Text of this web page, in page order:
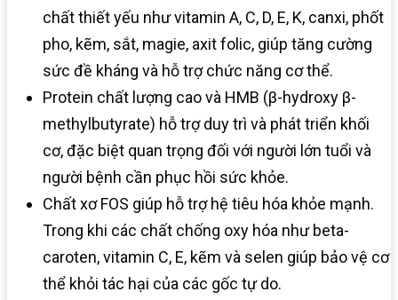
chất thiết yếu như vitamin A, C, D, E, K, canxi, phốt
pho, kẽm, sắt, magie, axit folic, giúp tăng cường
sức đề kháng và hỗ trợ chức năng cơ thể.
Protein chất lượng cao và HMB (β-hydroxy β-
methylbutyrate) hỗ trợ duy trì và phát triển khối
cơ, đặc biệt quan trọng đối với người lớn tuổi và
người bệnh cần phục hồi sức khỏe.
Chất xơ FOS giúp hỗ trợ hệ tiêu hóa khỏe mạnh.
Trong khi các chất chống oxy hóa như beta-
caroten, vitamin C, E, kẽm và selen giúp bảo vệ cơ
thể khỏi tác hại của các gốc tự do.